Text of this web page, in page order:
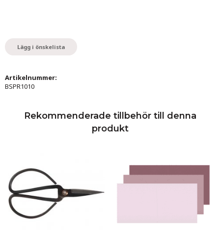
Lägg i önskelista
Artikelnummer:
BSPR1010
Rekommenderade tillbehör till denna
produkt